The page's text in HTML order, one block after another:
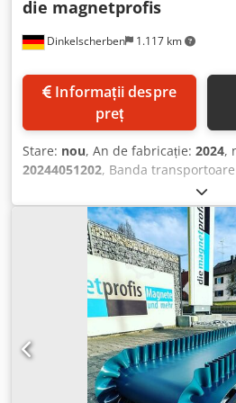
Dinkelscherben 1.117 km
die magnetprofis
preț
Stare: nou, An de fabricație: 2024,
20244051202, Banda
cu substructură inclusă, cu
pentru utilaje pentru nivelarea
orizontală: 1.500 mm Zona în
înclinare la cotitură: 45° Înălțime
Construcție din profil de aluminiu
90x45 mm Acționare: motor-
viteză 0,3 m/sec Alimentare: 230/
protecție IP54 Dcedog At Hbjpfx
PU inclusiv margini ondulate și
mm 2 buc. margini ondulate,
mm 24 buc. traverse T-40 Material
stabilitate transversală deosebită